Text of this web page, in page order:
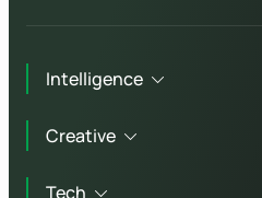
Intelligence
Technisch advies
Creative
Tech